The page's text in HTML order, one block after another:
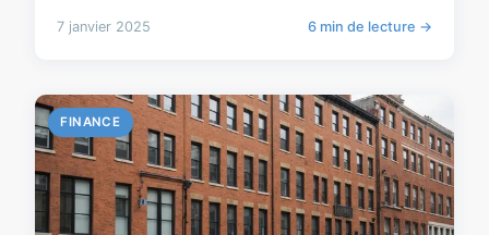
7 janvier 2025 6 min de lecture →
FINANCE